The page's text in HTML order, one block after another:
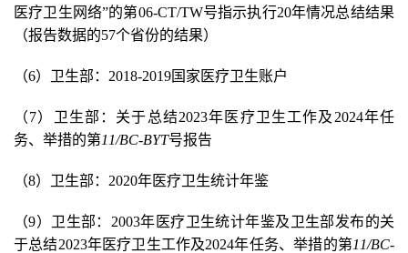
医疗卫生网络”的第06-CT/TW号指示执行20年情况总结结果
（报告数据的57个省份的结果）
（6）卫生部：2018-2019国家医疗卫生账户
（7）卫生部：关于总结2023年医疗卫生工作及2024年任
务、举措的第11/BC-BYT号报告
（8）卫生部：2020年医疗卫生统计年鉴
（9）卫生部：2003年医疗卫生统计年鉴及卫生部发布的关
于总结2023年医疗卫生工作及2024年任务、举措的第11/BC-